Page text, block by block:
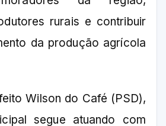
rurais e contribuir
da produção agrícola
Wilson do Café (PSD),
segue atuando com